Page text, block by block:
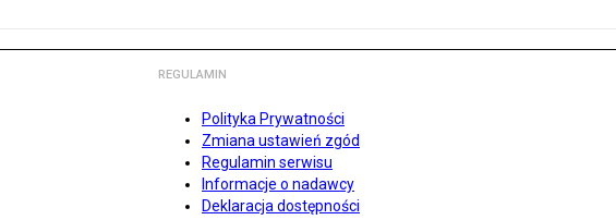
REGULAMIN
Polityka Prywatności
Zmiana ustawień zgód
Regulamin serwisu
Informacje o nadawcy
Deklaracja dostępności